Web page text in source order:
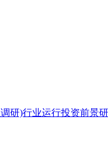
研)行业运行投资前景